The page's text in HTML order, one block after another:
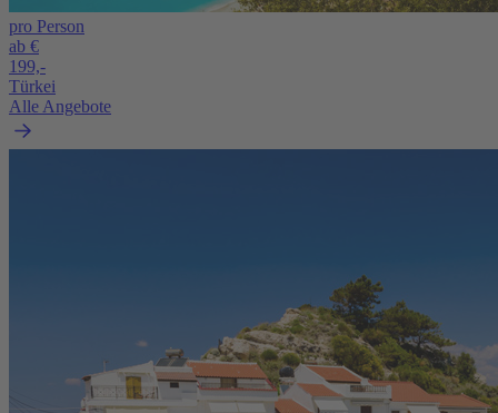
pro Person
ab €
199,-
Türkei
Alle Angebote